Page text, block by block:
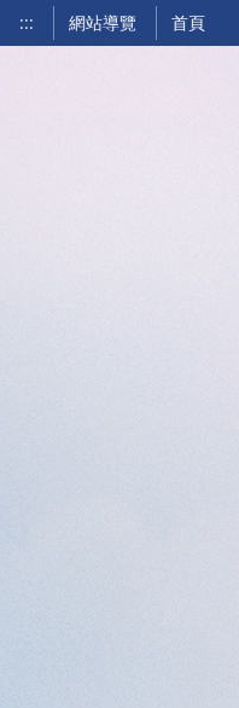
::: 網站導覽 首頁